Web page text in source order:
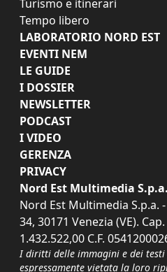
Turismo e itinerari
Tempo libero
LABORATORIO NORD EST
EVENTI NEM
LE GUIDE
I DOSSIER
NEWSLETTER
PODCAST
I VIDEO
GERENZA
PRIVACY
Nord Est Multimedia S.p.a.
Nord Est Multimedia S.p.a.
34, 30171 Venezia (VE).
1.432.522,00 C.F.
I diritti delle immagini e dei testi
espressamente vietata la loro